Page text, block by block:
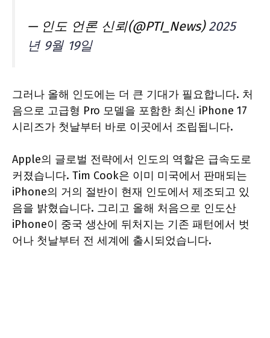
— 인도 언론 신뢰(@PTI_News)2025
년 9월 19일
그러나 올해 인도에는 더 큰 기대가 필요합니다. 처
음으로 고급형 Pro 모델을 포함한 최신 iPhone 17
시리즈가 첫날부터 바로 이곳에서 조립됩니다.
Apple의 글로벌 전략에서 인도의 역할은 급속도로
커졌습니다. Tim Cook은 이미 미국에서 판매되는
iPhone의 거의 절반이 현재 인도에서 제조되고 있
음을 밝혔습니다. 그리고 올해 처음으로 인도산
iPhone이 중국 생산에 뒤처지는 기존 패턴에서 벗
어나 첫날부터 전 세계에 출시되었습니다.